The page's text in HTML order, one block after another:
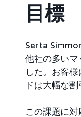
目標
Serta
他社の多いマ
した。お客
ドは大幅な
この課題に